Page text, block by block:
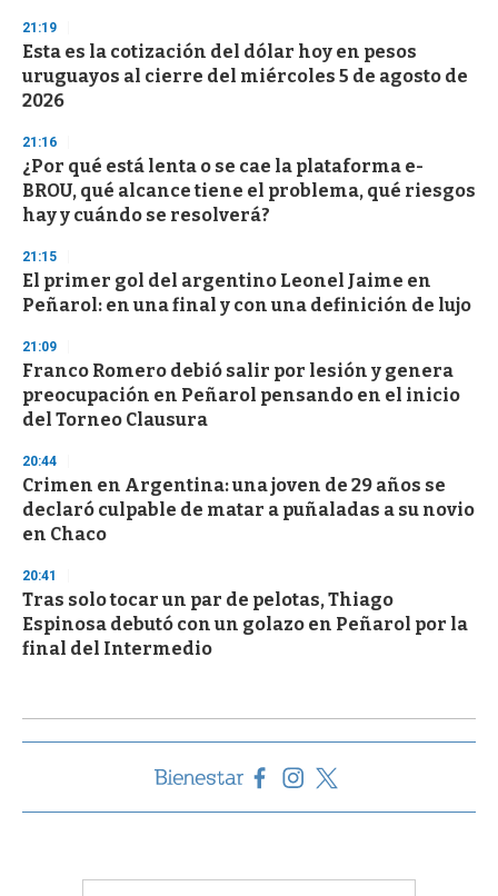
d
s
21:19
Esta es la cotización del dólar hoy en pesos
uruguayos al cierre del miércoles 5 de agosto de
2026
21:16
¿Por qué está lenta o se cae la plataforma e-
BROU, qué alcance tiene el problema, qué riesgos
hay y cuándo se resolverá?
21:15
El primer gol del argentino Leonel Jaime en
Peñarol: en una final y con una definición de lujo
21:09
Franco Romero debió salir por lesión y genera
preocupación en Peñarol pensando en el inicio
del Torneo Clausura
20:44
Crimen en Argentina: una joven de 29 años se
declaró culpable de matar a puñaladas a su novio
en Chaco
20:41
Tras solo tocar un par de pelotas, Thiago
Espinosa debutó con un golazo en Peñarol por la
final del Intermedio